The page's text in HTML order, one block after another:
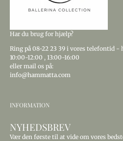
Har du brug for hjælp?
Ring på 08-22 23 39 i vores telefontid -
10:00-12:00 , 13:00-16:00
eller mail os på:
info@hammatta.com
INFORMATION
NYHEDSBREV
Vær den første til at vide om vores